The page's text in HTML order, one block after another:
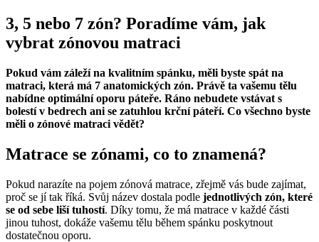
3, 5 nebo 7 zón? Poradíme vám, jak
vybrat zónovou matraci
Pokud vám záleží na kvalitním spánku, měli byste spát na
matraci, která má 7 anatomických zón. Právě ta vašemu tělu
nabídne optimální oporu páteře. Ráno nebudete vstávat s
bolestí v bedrech ani se zatuhlou krční páteří. Co všechno byste
měli o zónové matraci vědět?
Matrace se zónami, co to znamená?
Pokud narazíte na pojem zónová matrace, zřejmě vás bude zajímat,
proč se jí tak říká. Svůj název dostala podle jednotlivých zón, které
se od sebe liší tuhostí. Díky tomu, že má matrace v každé části
jinou tuhost, dokáže vašemu tělu během spánku poskytnout
dostatečnou oporu.